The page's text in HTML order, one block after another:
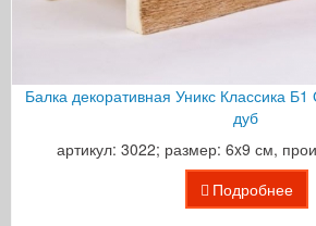
Балка декоративная Уникс Классика
дуб
артикул: 3022; размер: 6x9 см,
Подробнее